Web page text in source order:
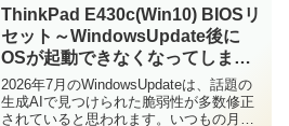
通)今回のらくらくスマートフォンは、先
日修理に出し...
ThinkPad E430c(Win10) BIOSリ
セット～WindowsUpdate後に
OSが起動できなくなってしまい
復旧～
2026年7月のWindowsUpdateは、話題の
生成AIで見つけられた脆弱性が多数修正
されていると思われます。いつもの月の3